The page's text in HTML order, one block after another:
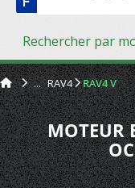
RAV4 RAV4 V
MOTEUR